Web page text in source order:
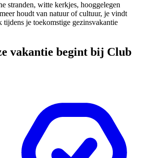
stranden, witte kerkjes, hooggelegen
houdt van natuur of cultuur, je vindt
je toekomstige gezinsvakantie
vakantie begint bij Club